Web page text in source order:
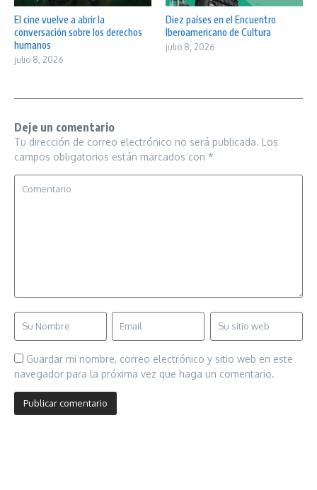
El cine vuelve a abrir la
conversación sobre los derechos
humanos
julio 8, 2026
Diez países en el Encuentro
Iberoamericano de Cultura
julio 8, 2026
Deje un comentario
Tu dirección de correo electrónico no será publicada. Los
campos obligatorios están marcados con *
Guardar mi nombre, correo electrónico y sitio web en este
navegador para la próxima vez que haga un comentario.